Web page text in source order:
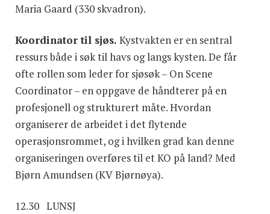
Maria Gaard (330 skvadron).
Koordinator til sjøs. Kystvakten er en sentral
ressurs både i søk til havs og langs kysten. De får
ofte rollen som leder for sjøsøk – On Scene
Coordinator – en oppgave de håndterer på en
profesjonell og strukturert måte. Hvordan
organiserer de arbeidet i det flytende
operasjonsrommet, og i hvilken grad kan denne
organiseringen overføres til et KO på land? Med
Bjørn Amundsen (KV Bjørnøya).
12.30 LUNSJ